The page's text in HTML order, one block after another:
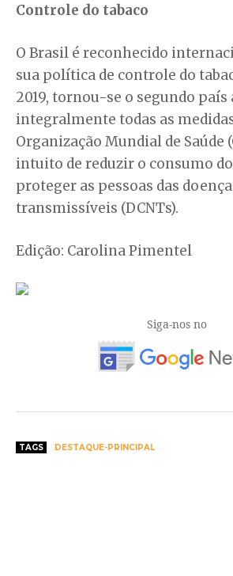
Controle do tabaco
O Brasil é reconhecido
sua política de controle do
2019, tornou-se o segundo
integralmente todas as
Organização Mundial de Saúde
intuito de reduzir o consumo
proteger as pessoas das
transmissíveis (DCNTs).
Edição: Carolina Pimentel
Siga-nos no
TAGS DESTAQUE-PRINCIPAL